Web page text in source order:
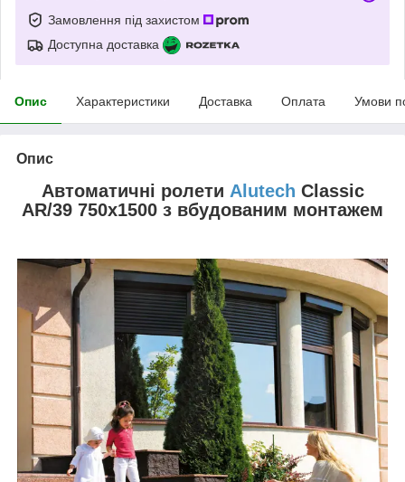
Замовлення під захистом
Доступна доставка
Опис Характеристики Доставка Оплата Умови
Опис
Автоматичні ролети Alutech Classic
AR/39 750х1500 з вбудованим монтажем